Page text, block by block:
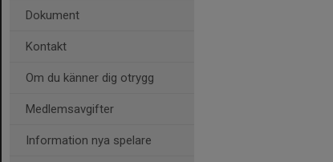
Dokument
Kontakt
Om du känner dig otrygg
Medlemsavgifter
Information nya spelare